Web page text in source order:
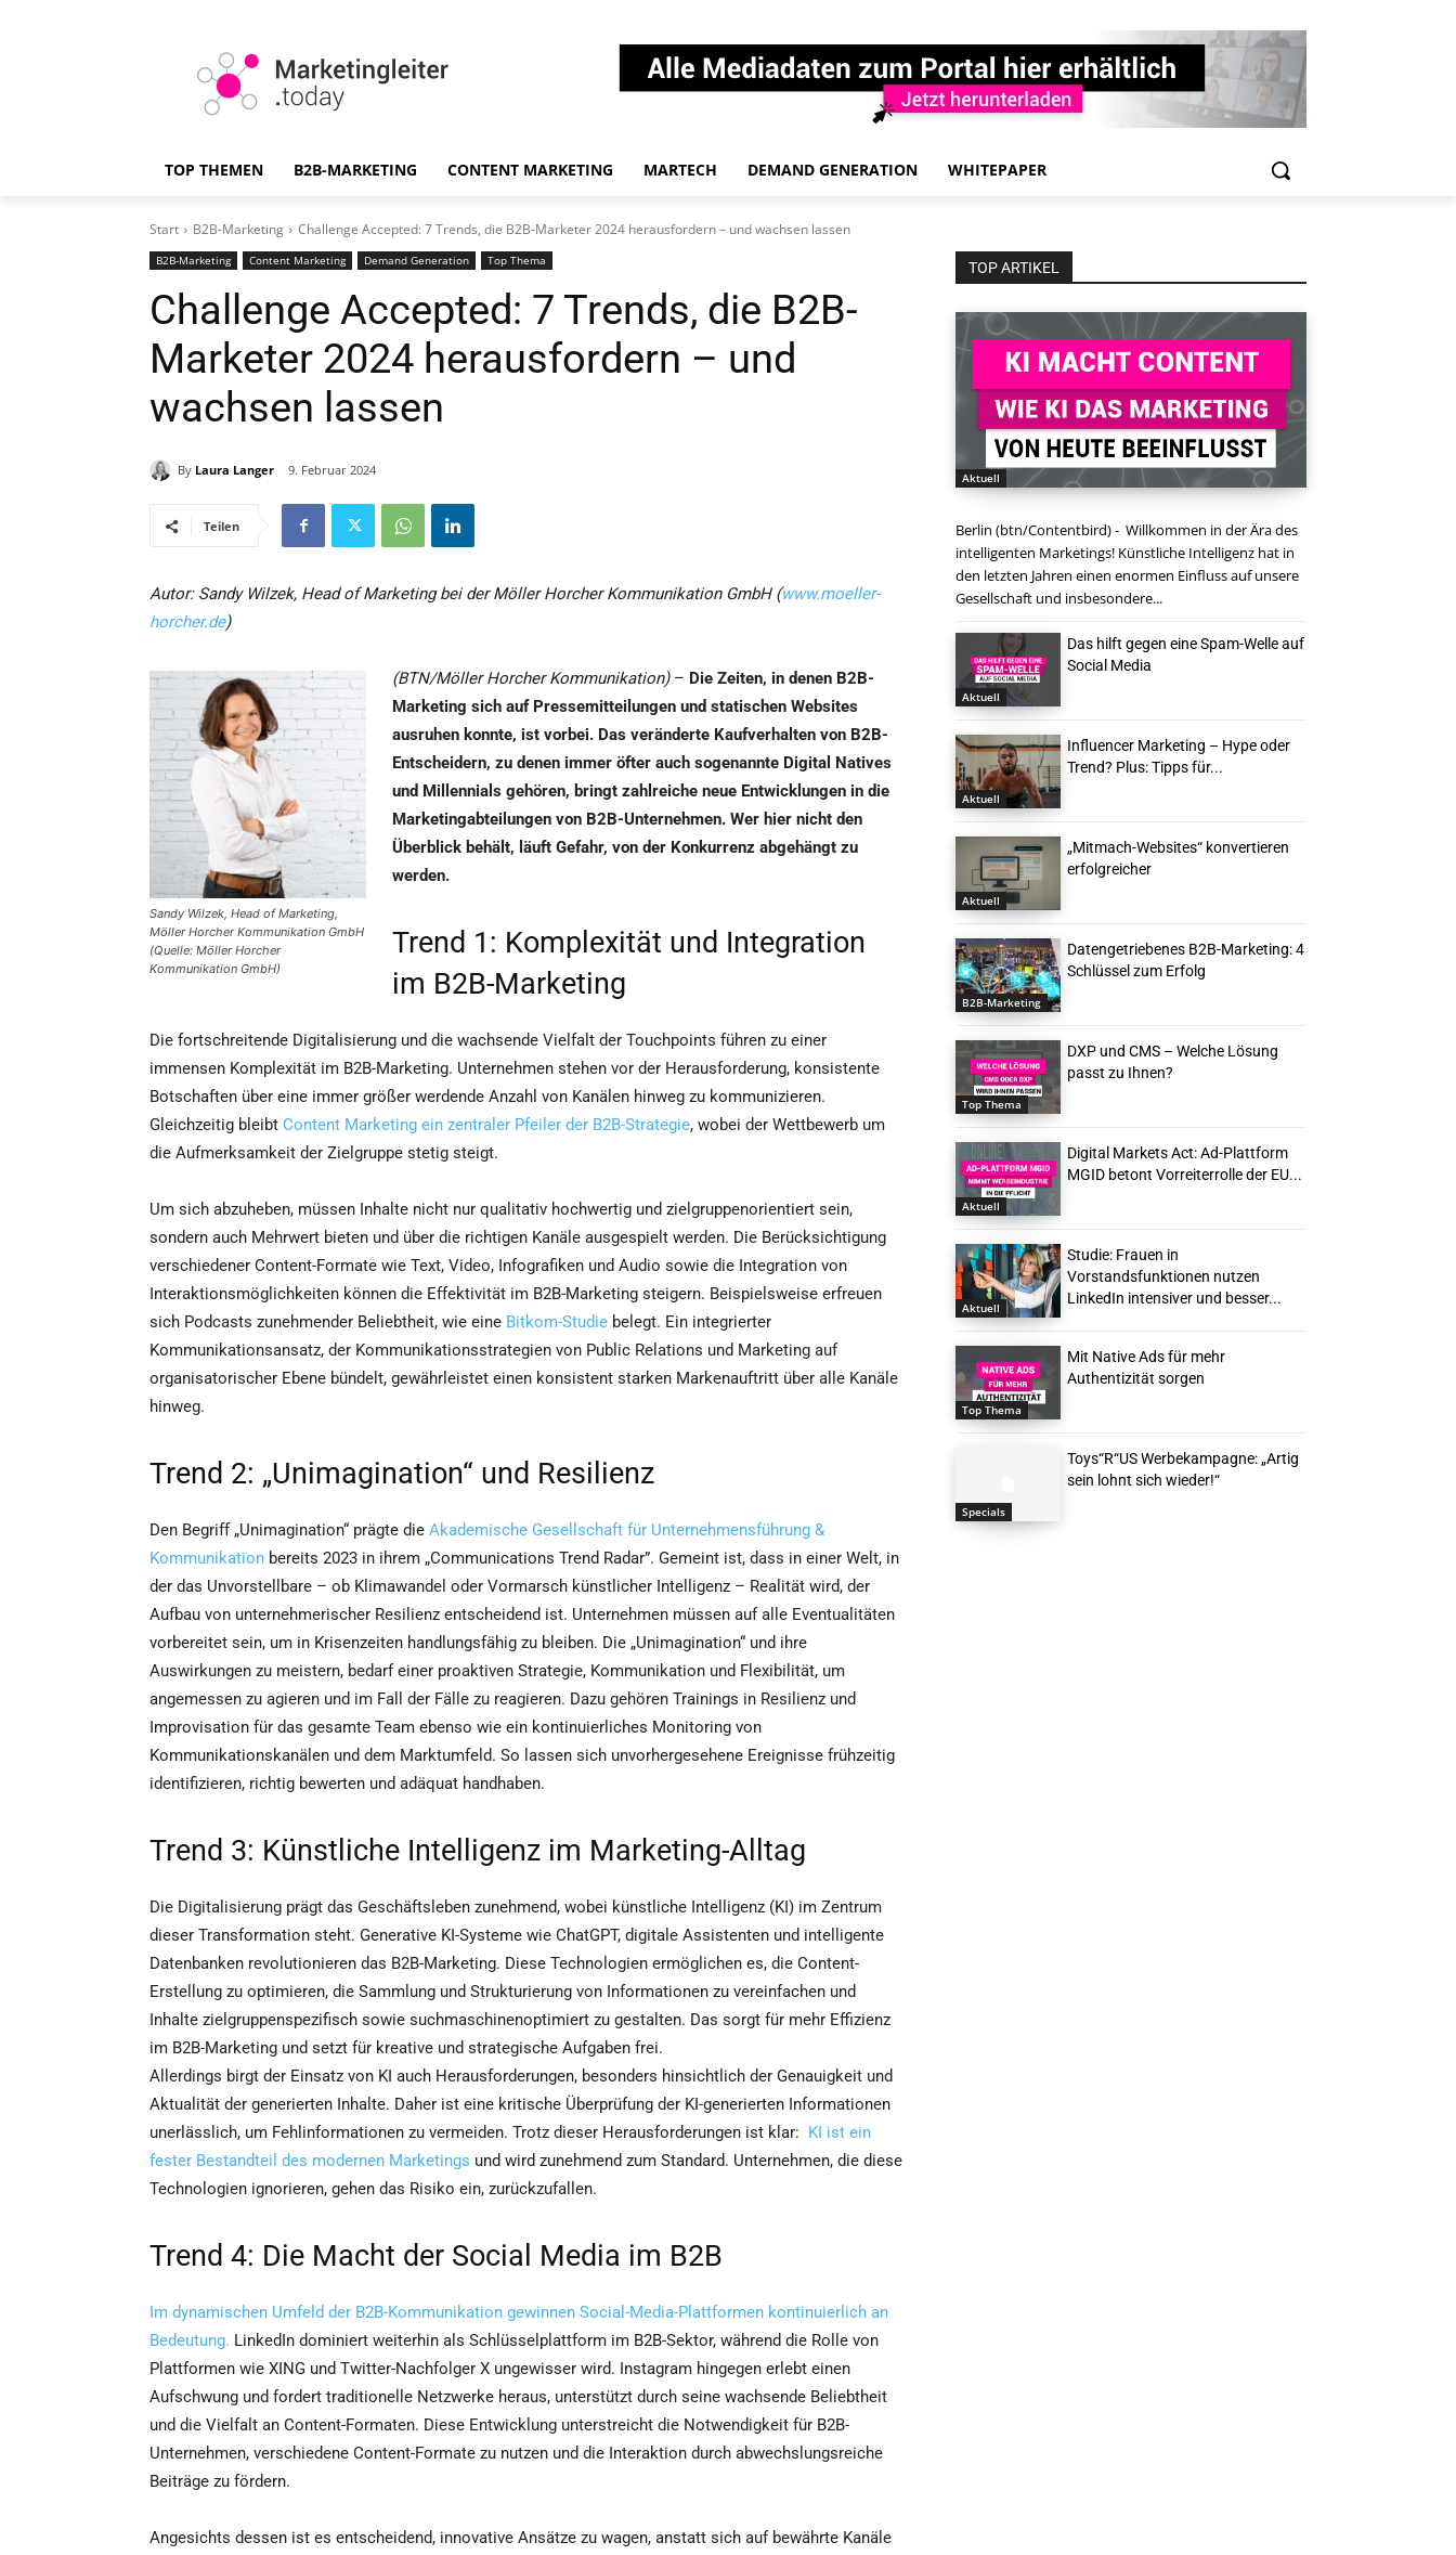
TOP THEMEN B2B-MARKETING CONTENT MARKETING MARTECH DEMAND GENERATION WHITEPAPER
Start B2B-Marketing Challenge Accepted: 7 Trends, die B2B-Marketer 2024 herausfordern – und wachsen lassen
B2B-Marketing Content Marketing Demand Generation Top Thema
Challenge Accepted: 7 Trends, die B2B-
Marketer 2024 herausfordern – und
wachsen lassen
By Laura Langer 9. Februar 2024
Teilen
Autor: Sandy Wilzek, Head of Marketing bei der Möller Horcher Kommunikation GmbH (www.moeller-
horcher.de)
Sandy Wilzek, Head of Marketing,
Möller Horcher Kommunikation GmbH
(Quelle: Möller Horcher
Kommunikation GmbH)
(BTN/Möller Horcher Kommunikation)– Die Zeiten, in denen B2B-
Marketing sich auf Pressemitteilungen und statischen Websites
ausruhen konnte, ist vorbei. Das veränderte Kaufverhalten von B2B-
Entscheidern, zu denen immer öfter auch sogenannte Digital Natives
und Millennials gehören, bringt zahlreiche neue Entwicklungen in die
Marketingabteilungen von B2B-Unternehmen. Wer hier nicht den
Überblick behält, läuft Gefahr, von der Konkurrenz abgehängt zu
werden.
Trend 1: Komplexität und Integration
im B2B-Marketing
Die fortschreitende Digitalisierung und die wachsende Vielfalt der Touchpoints führen zu einer
immensen Komplexität im B2B-Marketing. Unternehmen stehen vor der Herausforderung, konsistente
Botschaften über eine immer größer werdende Anzahl von Kanälen hinweg zu kommunizieren.
Gleichzeitig bleibt Content Marketing ein zentraler Pfeiler der B2B-Strategie, wobei der Wettbewerb um
die Aufmerksamkeit der Zielgruppe stetig steigt.
Um sich abzuheben, müssen Inhalte nicht nur qualitativ hochwertig und zielgruppenorientiert sein,
sondern auch Mehrwert bieten und über die richtigen Kanäle ausgespielt werden. Die Berücksichtigung
verschiedener Content-Formate wie Text, Video, Infografiken und Audio sowie die Integration von
Interaktionsmöglichkeiten können die Effektivität im B2B-Marketing steigern. Beispielsweise erfreuen
sich Podcasts zunehmender Beliebtheit, wie eine Bitkom-Studie belegt. Ein integrierter
Kommunikationsansatz, der Kommunikationsstrategien von Public Relations und Marketing auf
organisatorischer Ebene bündelt, gewährleistet einen konsistent starken Markenauftritt über alle Kanäle
hinweg.
Trend 2: „Unimagination“ und Resilienz
Den Begriff „Unimagination“ prägte die Akademische Gesellschaft für Unternehmensführung &
Kommunikation bereits 2023 in ihrem „Communications Trend Radar”. Gemeint ist, dass in einer Welt, in
der das Unvorstellbare – ob Klimawandel oder Vormarsch künstlicher Intelligenz – Realität wird, der
Aufbau von unternehmerischer Resilienz entscheidend ist. Unternehmen müssen auf alle Eventualitäten
vorbereitet sein, um in Krisenzeiten handlungsfähig zu bleiben. Die „Unimagination“ und ihre
Auswirkungen zu meistern, bedarf einer proaktiven Strategie, Kommunikation und Flexibilität, um
angemessen zu agieren und im Fall der Fälle zu reagieren. Dazu gehören Trainings in Resilienz und
Improvisation für das gesamte Team ebenso wie ein kontinuierliches Monitoring von
Kommunikationskanälen und dem Marktumfeld. So lassen sich unvorhergesehene Ereignisse frühzeitig
identifizieren, richtig bewerten und adäquat handhaben.
Trend 3: Künstliche Intelligenz im Marketing-Alltag
Die Digitalisierung prägt das Geschäftsleben zunehmend, wobei künstliche Intelligenz (KI) im Zentrum
dieser Transformation steht. Generative KI-Systeme wie ChatGPT, digitale Assistenten und intelligente
Datenbanken revolutionieren das B2B-Marketing. Diese Technologien ermöglichen es, die Content-
Erstellung zu optimieren, die Sammlung und Strukturierung von Informationen zu vereinfachen und
Inhalte zielgruppenspezifisch sowie suchmaschinenoptimiert zu gestalten. Das sorgt für mehr Effizienz
im B2B-Marketing und setzt für kreative und strategische Aufgaben frei.
Allerdings birgt der Einsatz von KI auch Herausforderungen, besonders hinsichtlich der Genauigkeit und
Aktualität der generierten Inhalte. Daher ist eine kritische Überprüfung der KI-generierten Informationen
unerlässlich, um Fehlinformationen zu vermeiden. Trotz dieser Herausforderungen ist klar: KI ist ein
fester Bestandteil des modernen Marketings und wird zunehmend zum Standard. Unternehmen, die diese
Technologien ignorieren, gehen das Risiko ein, zurückzufallen.
Trend 4: Die Macht der Social Media im B2B
Im dynamischen Umfeld der B2B-Kommunikation gewinnen Social-Media-Plattformen kontinuierlich an
Bedeutung. LinkedIn dominiert weiterhin als Schlüsselplattform im B2B-Sektor, während die Rolle von
Plattformen wie XING und Twitter-Nachfolger X ungewisser wird. Instagram hingegen erlebt einen
Aufschwung und fordert traditionelle Netzwerke heraus, unterstützt durch seine wachsende Beliebtheit
und die Vielfalt an Content-Formaten. Diese Entwicklung unterstreicht die Notwendigkeit für B2B-
Unternehmen, verschiedene Content-Formate zu nutzen und die Interaktion durch abwechslungsreiche
Beiträge zu fördern.
Angesichts dessen ist es entscheidend, innovative Ansätze zu wagen, anstatt sich auf bewährte Kanäle
TOP ARTIKEL
Aktuell
Berlin (btn/Contentbird) - Willkommen in der Ära des
intelligenten Marketings! Künstliche Intelligenz hat in
den letzten Jahren einen enormen Einfluss auf unsere
Gesellschaft und insbesondere...
Aktuell
Das hilft gegen eine Spam-Welle auf
Social Media
Aktuell
Influencer Marketing – Hype oder
Trend? Plus: Tipps für...
Aktuell
„Mitmach-Websites“ konvertieren
erfolgreicher
B2B-Marketing
Datengetriebenes B2B-Marketing: 4
Schlüssel zum Erfolg
Top Thema
DXP und CMS – Welche Lösung
passt zu Ihnen?
Aktuell
Digital Markets Act: Ad-Plattform
MGID betont Vorreiterrolle der EU...
Aktuell
Studie: Frauen in
Vorstandsfunktionen nutzen
LinkedIn intensiver und besser...
Top Thema
Mit Native Ads für mehr
Authentizität sorgen
Specials
Toys“R“US Werbekampagne: „Artig
sein lohnt sich wieder!“